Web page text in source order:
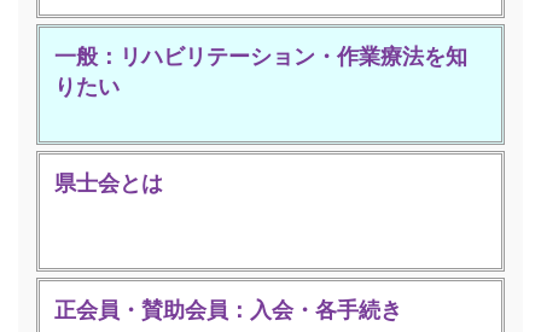
一般：リハビリテーション・作業療法を知
りたい
県士会とは
正会員・賛助会員：入会・各手続き